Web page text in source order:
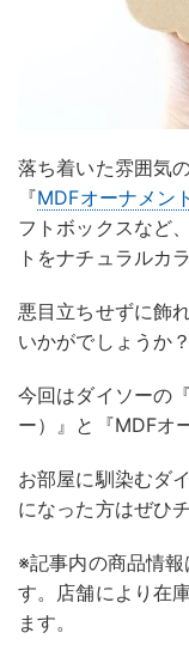
落ち着いた雰囲気
『MDFオーナメント
フトボックスなど
トをナチュラルカ
悪目立ちせずに飾
いかがでしょうか？
今回はダイソーの
ー）』と『MDFオ
お部屋に馴染むダ
になった方はぜひ
※記事内の商品情
す。店舗により在
ます。